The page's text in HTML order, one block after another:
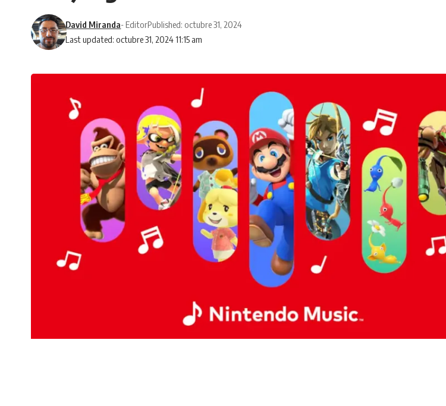
Last updated: octubre 31, 2024 11:15 am
David Miranda- EditorPublished: octubre 31, 2024